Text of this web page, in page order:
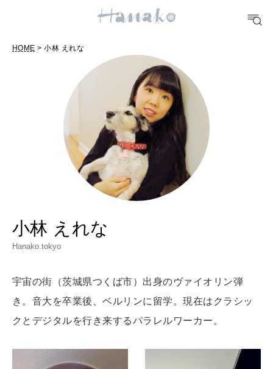
10 CATEGORIES
FOOD
おいしい
TRAVEL
どこ行く？
[12星座別] Monthly Love Holoscope
自分にやさしく
HOME > 小林 えれな
小林 えれな
Hanako.tokyo
宇宙の街（茨城県つくば市）出身のヴァイオリン弾
き。音大を卒業後、ベルリンに留学。現在はクラシッ
クとデジタルを行き来するパラレルワーカー。